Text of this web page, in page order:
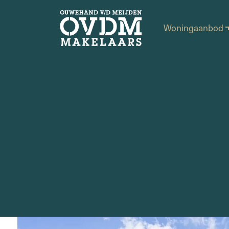
Woningaanbod